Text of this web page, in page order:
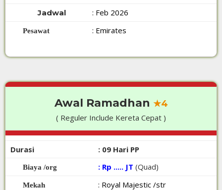
Jadwal : Feb 2026
Pesawat : Emirates
Awal Ramadhan ★4
( Reguler Include Kereta Cepat )
Durasi : 09 Hari PP
Biaya /org : Rp ..... JT (Quad)
Mekah : Royal Majestic /str